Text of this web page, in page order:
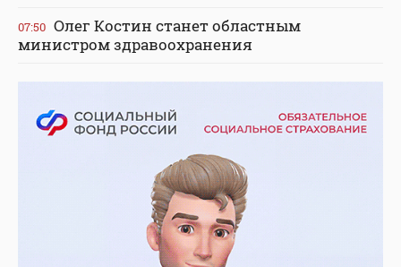
07:50 Олег Костин станет областным
министром здравоохранения